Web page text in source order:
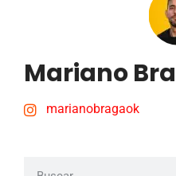
Mariano
marianobragaok